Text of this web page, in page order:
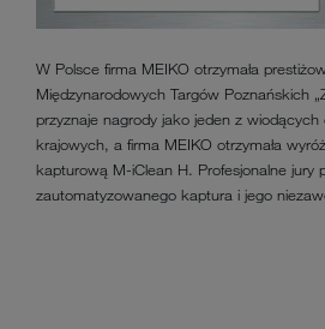
W Polsce firma MEIKO otrzymała
Międzynarodowych Targów Poznańskich
przyznaje nagrody jako jeden z
krajowych, a firma MEIKO otrzymała
kapturową M-iClean H. Profesjonalne jury
zautomatyzowanego kaptura i jego